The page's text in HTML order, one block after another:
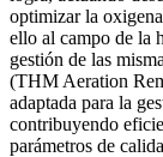
optimizar la
ello al campo de la
gestión de las
(THM Aeration
adaptada para la
contribuyendo
parámetros de